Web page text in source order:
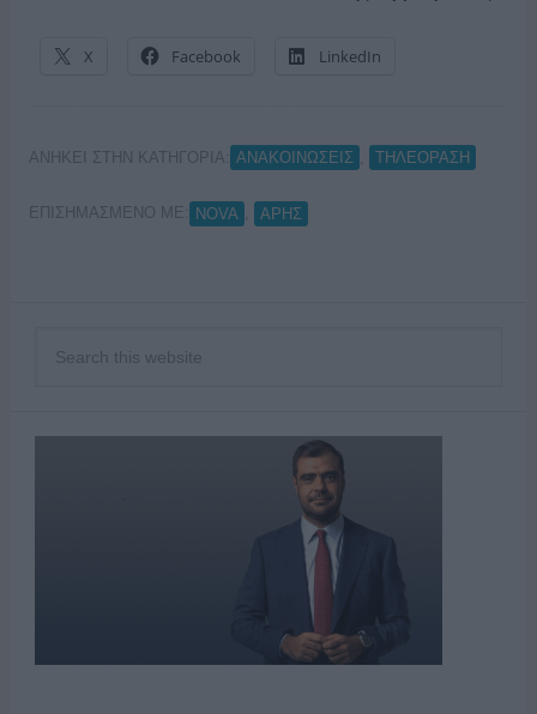
X Facebook LinkedIn
ΑΝΗΚΕΙ ΣΤΗΝ ΚΑΤΗΓΟΡΙΑ: ΑΝΑΚΟΙΝΩΣΕΙΣ ΤΗΛΕΟΡΑΣΗ
ΕΠΙΣΗΜΑΣΜΕΝΟ ΜΕ: NOVA ΑΡΗΣ